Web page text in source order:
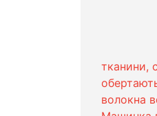
тканини,
волокна